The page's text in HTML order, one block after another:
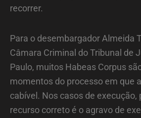
recorrer.
Para o desembargador Almeida
Câmara Criminal do Tribunal de
Paulo, muitos Habeas Corpus
momentos do processo em que
cabível. Nos casos de execução,
recurso correto é o agravo de